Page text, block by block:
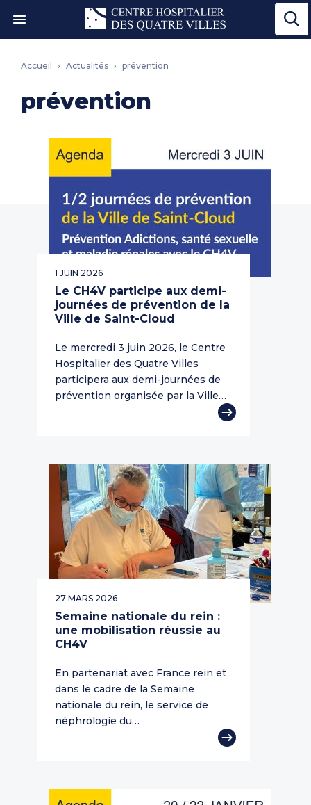
Ouvrir le menu"
Accueil Actualités prévention
prévention
1 JUIN 2026
Le CH4V participe aux demi-
journées de prévention de la
Ville de Saint-Cloud
Le mercredi 3 juin 2026, le Centre
Hospitalier des Quatre Villes
participera aux demi-journées de
prévention organisée par la Ville…
27 MARS 2026
Semaine nationale du rein :
une mobilisation réussie au
CH4V
En partenariat avec France rein et
dans le cadre de la Semaine
nationale du rein, le service de
néphrologie du…